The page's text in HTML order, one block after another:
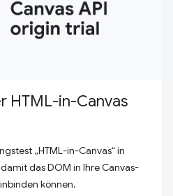
HTML-in-Canvas
„HTML-in-Canvas“ in
das DOM in Ihre Canvas-
können.